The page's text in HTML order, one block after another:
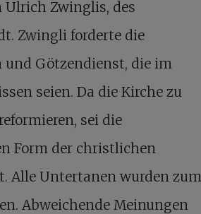
Ulrich Zwinglis, des
Zwingli forderte die
Götzendienst, die im
seien. Da die Kirche zu
sei die
Form der christlichen
Alle Untertanen wurden zum
Abweichende Meinungen